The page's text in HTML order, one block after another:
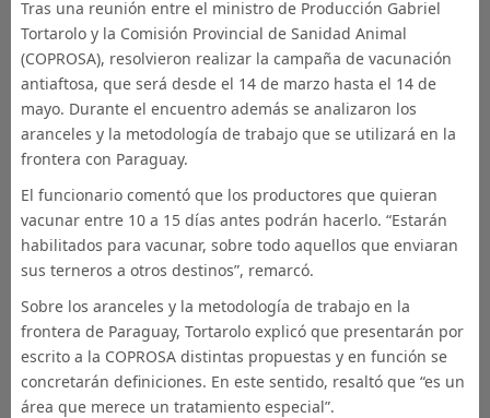
Tras una reunión entre el ministro de Producción Gabriel
Tortarolo y la Comisión Provincial de Sanidad Animal
(COPROSA), resolvieron realizar la campaña de vacunación
antiaftosa, que será desde el 14 de marzo hasta el 14 de
mayo. Durante el encuentro además se analizaron los
aranceles y la metodología de trabajo que se utilizará en la
frontera con Paraguay.
El funcionario comentó que los productores que quieran
vacunar entre 10 a 15 días antes podrán hacerlo. “Estarán
habilitados para vacunar, sobre todo aquellos que enviaran
sus terneros a otros destinos”, remarcó.
Sobre los aranceles y la metodología de trabajo en la
frontera de Paraguay, Tortarolo explicó que presentarán por
escrito a la COPROSA distintas propuestas y en función se
concretarán definiciones. En este sentido, resaltó que “es un
área que merece un tratamiento especial”.